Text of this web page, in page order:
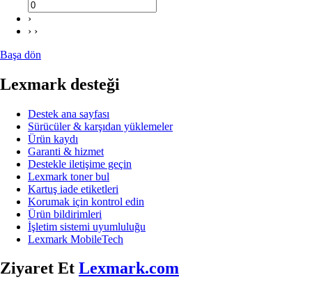
›
› ›
Başa dön
Lexmark desteği
Destek ana sayfası
Sürücüler & karşıdan yüklemeler
Ürün kaydı
Garanti & hizmet
Destekle iletişime geçin
Lexmark toner bul
Kartuş iade etiketleri
Korumak için kontrol edin
Ürün bildirimleri
İşletim sistemi uyumluluğu
Lexmark MobileTech
Ziyaret Et Lexmark.com